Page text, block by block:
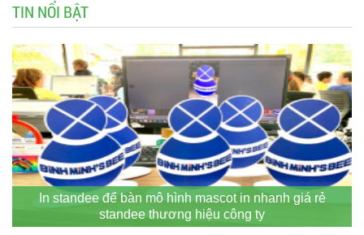
TIN NỔI BẬT
In standee để bàn mô hình mascot in nhanh giá rẻ
standee thương hiệu công ty